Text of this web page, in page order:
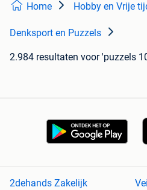
Home Hobby en Vrije
Denksport en Puzzels
2.984 resultaten voor 'puzzels
2dehands Zakelijk